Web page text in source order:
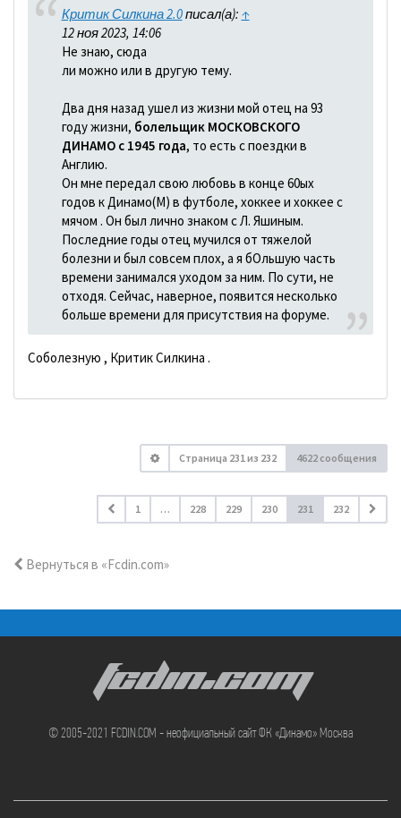
Критик Силкина 2.0писал(а): ↑
12 ноя 2023, 14:06
Не знаю, сюда
ли можно или в другую тему.
Два дня назад ушел из жизни мой отец на 93
году жизни, болельщик МОСКОВСКОГО
ДИНАМО с 1945 года, то есть с поездки в
Англию.
Он мне передал свою любовь в конце 60ых
годов к Динамо(М) в футболе, хоккее и хоккее с
мячом . Он был лично знаком с Л. Яшиным.
Последние годы отец мучился от тяжелой
болезни и был совсем плох, а я бОльшую часть
времени занимался уходом за ним. По сути, не
отходя. Сейчас, наверное, появится несколько
больше времени для присутствия на форуме.
Соболезную , Критик Силкина .
Страница 231из 232 4622 сообщения
1 … 228 229 230 231 232
Вернуться в «Fcdin.com»
FCDIN.COM
© 2005-2021 FCDIN.COM - неофициальный сайт ФК «Динамо» Москва